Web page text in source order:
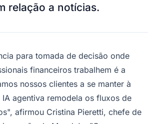
relação a notícias.
para tomada de decisão onde
financeiros trabalhem é a
nossos clientes a se manter à
agentiva remodela os fluxos de
afirmou Cristina Pieretti, chefe de